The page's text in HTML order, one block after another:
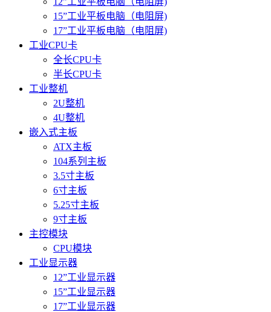
15”工业平板电脑（电阻屏)
17”工业平板电脑（电阻屏)
工业CPU卡
全长CPU卡
半长CPU卡
工业整机
2U整机
4U整机
嵌入式主板
ATX主板
104系列主板
3.5寸主板
6寸主板
5.25寸主板
9寸主板
主控模块
CPU模块
工业显示器
12”工业显示器
15”工业显示器
17”工业显示器